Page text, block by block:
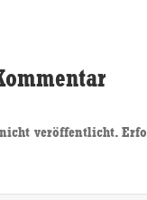
veröffentlicht.